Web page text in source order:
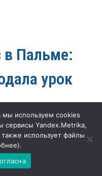
в Пальме:
урок
к
записи
сюрприз
Пальме:
отключены
игре, это
повод всерьёз
мы используем cookies
сервисы Yandex.Metrika,
использует файлы
).